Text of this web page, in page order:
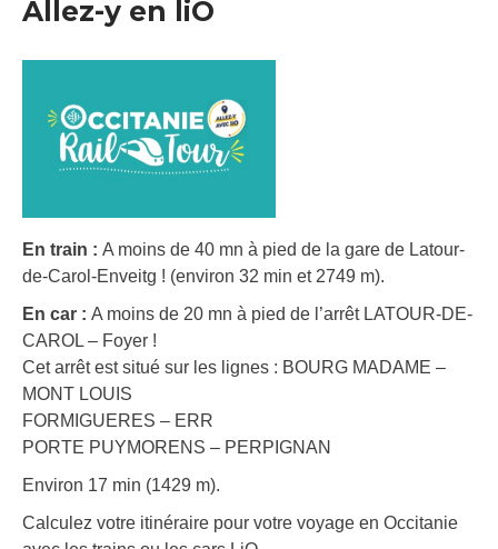
Allez-y en liO
En train : A moins de 40 mn à pied de la gare de Latour-
de-Carol-Enveitg ! (environ 32 min et 2749 m).
En car : A moins de 20 mn à pied de l’arrêt LATOUR-DE-
CAROL – Foyer !
Cet arrêt est situé sur les lignes : BOURG MADAME –
MONT LOUIS
FORMIGUERES – ERR
PORTE PUYMORENS – PERPIGNAN
Environ 17 min (1429 m).
Calculez votre itinéraire pour votre voyage en Occitanie